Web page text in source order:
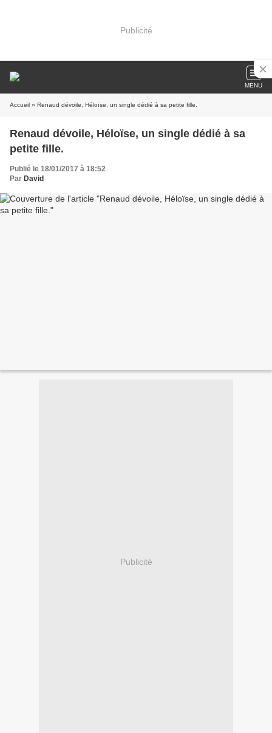
Publicité
MENU
Accueil » Renaud dévoile, Héloïse, un single dédié à sa petite fille.
Renaud dévoile, Héloïse, un single dédié à sa
petite fille.
Publié le 18/01/2017 à 18:52
Par David
Publicité